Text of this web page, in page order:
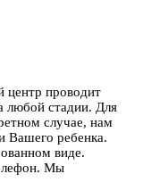
центр проводит
любой стадии. Для
случае, нам
Вашего ребенка.
виде.
Мы